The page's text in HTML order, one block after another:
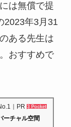
は無償で提
2023年3月31
ある先生は
おすすめで
｜PR TIMES
3 Pockets
ーチャル空間